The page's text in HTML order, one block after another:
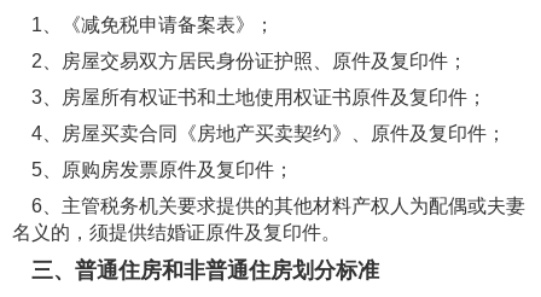
1、《减免税申请备案表》；
2、房屋交易双方居民身份证护照、原件及复印件；
3、房屋所有权证书和土地使用权证书原件及复印件；
4、房屋买卖合同《房地产买卖契约》、原件及复印件；
5、原购房发票原件及复印件；
6、主管税务机关要求提供的其他材料产权人为配偶或夫妻
名义的，须提供结婚证原件及复印件。
三、普通住房和非普通住房划分标准